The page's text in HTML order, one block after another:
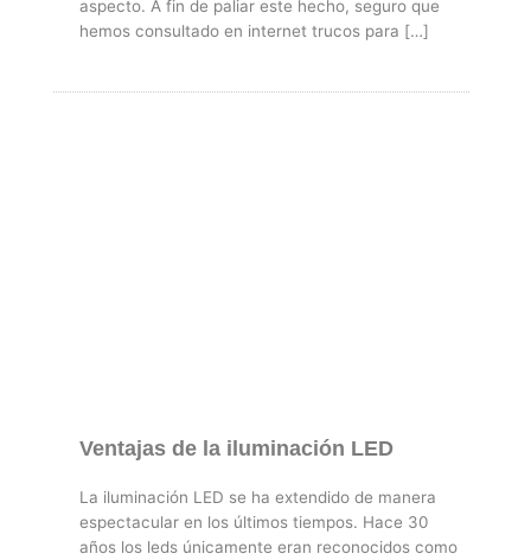
aspecto. A fin de paliar este hecho, seguro que
hemos consultado en internet trucos para […]
Ventajas de la iluminación LED
La iluminación LED se ha extendido de manera
espectacular en los últimos tiempos. Hace 30
años los leds únicamente eran reconocidos como